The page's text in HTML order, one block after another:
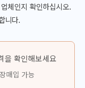
체인지 확인하십시오.
니다.
을 확인해보세요
매입 가능